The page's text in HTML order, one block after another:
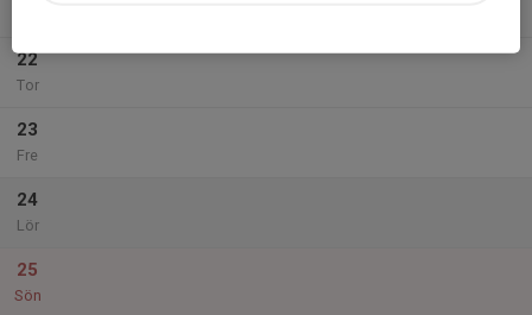
22
Tor
23
Fre
24
Lör
25
Sön